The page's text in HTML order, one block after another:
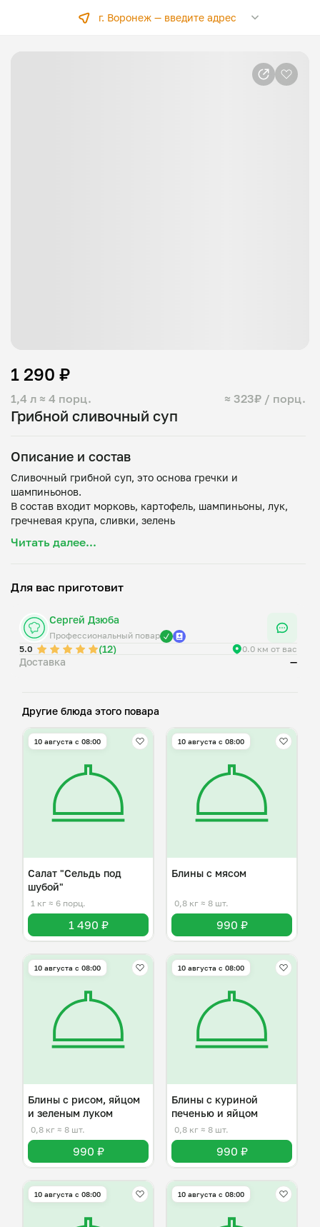
г. Воронеж —введите адрес
Грибной сливочный суп
1,4 л ≈ 4 порц. ≈ 323₽ / порц.
1 290 ₽
Описание и состав
Сливочный грибной суп, это основа гречки и
шампиньонов.
В состав входит морковь, картофель, шампиньоны, лук,
Читать далее...
Для вас приготовит
Сергей Дзюба
Профессиональный повар
5.0
(12) 0.0 км от вас
Доставка —
Другие блюда этого повара
10 августа с 08:00
Салат "Сельдь под
шубой"
1 кг ≈ 6 порц.
1 490 ₽
10 августа с 08:00
Блины с мясом
0,8 кг ≈ 8 шт.
990 ₽
10 августа с 08:00
Блины с рисом, яйцом
и зеленым луком
0,8 кг ≈ 8 шт.
990 ₽
10 августа с 08:00
Блины с куриной
печенью и яйцом
0,8 кг ≈ 8 шт.
990 ₽
10 августа с 08:00 10 августа с 08:00